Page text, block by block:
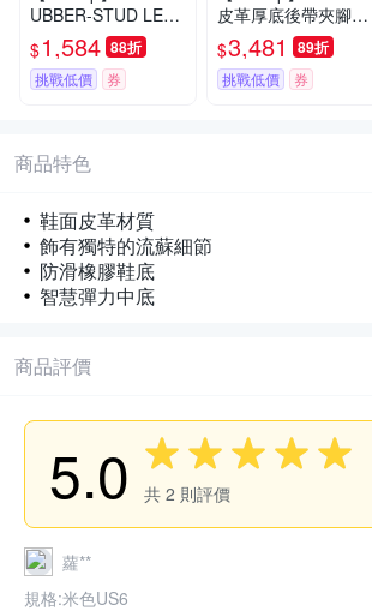
UBBER-STUD LEAT
HER TOE-POST SA
NDALS縫線造型皮革
夾脚涼鞋-女(海沫藍
$1,584 88折
挑戰低價 券
皮革厚底後帶夾腳涼
鞋-女(米色)
$3,481 89折
挑戰低價 券
商品特色
鞋面皮革材質
飾有獨特的流蘇細節
防滑橡膠鞋底
智慧彈力中底
商品評價
5.0 共 2 則評價
蘿**
規格:米色US6